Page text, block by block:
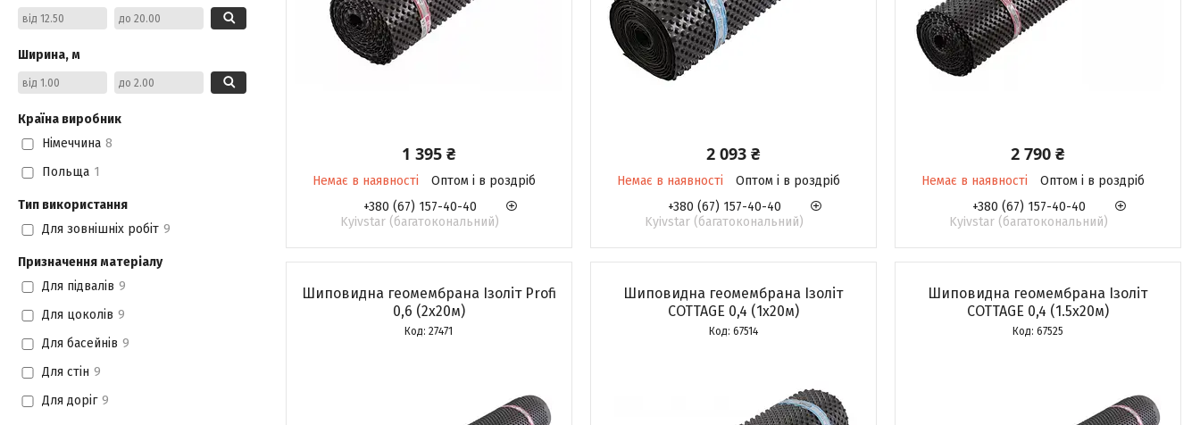
1 395 ₴
Немає в наявності
Оптом і в роздріб
+380 (67) 157-40-40
Kyivstar (багатокональний)
2 093 ₴
Немає в наявності
Оптом і в роздріб
+380 (67) 157-40-40
Kyivstar (багатокональний)
2 790 ₴
Немає в наявності
Оптом і в роздріб
+380 (67) 157-40-40
Kyivstar (багатокональний)
Шиповидна геомембрана Ізоліт Profi
0,6 (2х20м)
27471
Шиповидна геомембрана Ізоліт
COTTAGE 0,4 (1х20м)
67514
Шиповидна геомембрана Ізоліт
COTTAGE 0,4 (1.5х20м)
67525
Ширина, м
Країна виробник
Німеччина 8
Польща 1
Тип використання
Для зовнішніх робіт 9
Призначення матеріалу
Для підвалів 9
Для цоколів 9
Для басейнів 9
Для стін 9
Для доріг 9